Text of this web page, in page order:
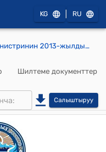
KG RU
КР Премьер-министринин 2013-жылдын 7-мартындагы № 77 "Т.Б.Исаков жөнүндө" буйругу
Шилтеме документтер
Салыштыруу